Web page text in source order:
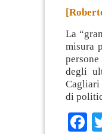
La
misura
degli
Cagliari
di